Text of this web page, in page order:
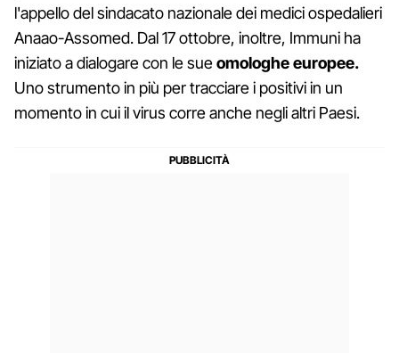
l'appello del sindacato nazionale dei medici ospedalieri
Anaao-Assomed. Dal 17 ottobre, inoltre, Immuni ha
iniziato a dialogare con le sueomologhe europee.
Uno strumento in più per tracciare i positivi in un
momento in cui il virus corre anche negli altri Paesi.